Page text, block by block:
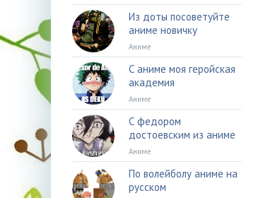
Из доты посоветуйте
аниме новичку
Аниме
С аниме моя геройская
академия
Аниме
С федором
достоевским из аниме
Аниме
По волейболу аниме на
русском